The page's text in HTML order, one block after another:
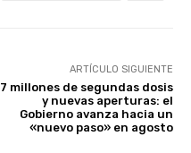
ARTÍCULO SIGUIENTE
7 millones de segundas dosis
y nuevas aperturas: el
Gobierno avanza hacia un
«nuevo paso» en agosto